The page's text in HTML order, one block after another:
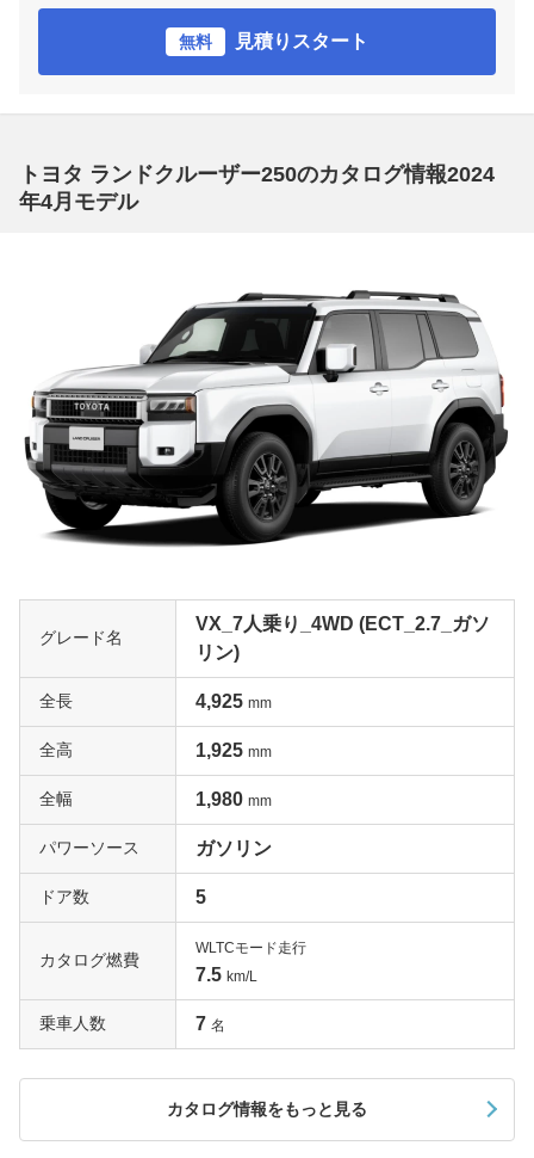
無料 見積りスタート
トヨタ ランドクルーザー250のカタログ情報2024
年4月モデル
グレード名
VX_7人乗り_4WD (ECT_2.7_ガソ
リン)
全長 4,925 mm
全高 1,925 mm
全幅 1,980 mm
パワーソース ガソリン
ドア数 5
カタログ燃費
WLTCモード走行
7.5 km/L
乗車人数 7 名
カタログ情報をもっと見る